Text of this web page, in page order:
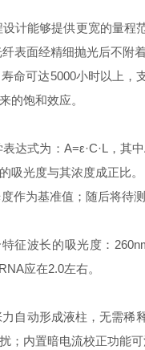
能够提供更宽的量程
表面经精细抛光后不附
可达5000小时以上，
的饱和效应。
式为：A=ε·C·L，其
光度与其浓度成正比。
为基准值；随后将待
波长的吸光度：
应在2.0左右。
动形成液柱，无需稀
内置暗电流校正功能可